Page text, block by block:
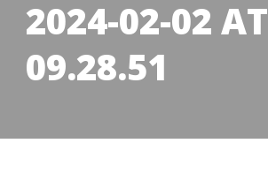
2024-02-02 AT
09.28.51